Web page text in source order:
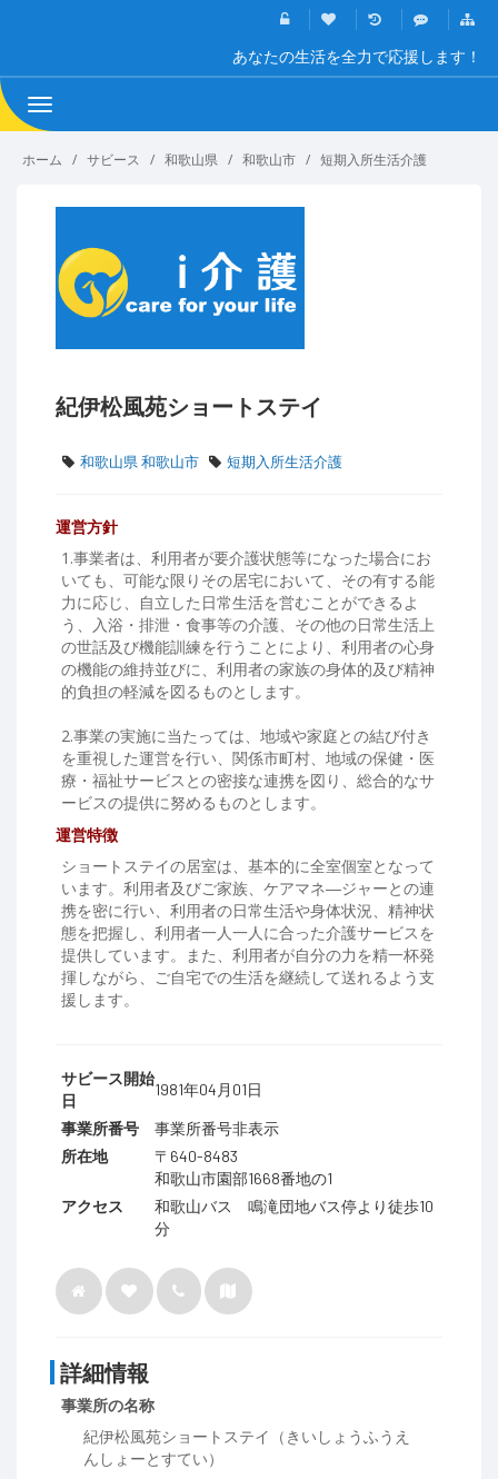
あなたの生活を全力で応援します！
Toggle
navigation
ホーム サビース 和歌山県 和歌山市 短期入所生活介護
紀伊松風苑ショートステイ
和歌山県 和歌山市 短期入所生活介護
運営方針
1.事業者は、利用者が要介護状態等になった場合にお
いても、可能な限りその居宅において、その有する能
力に応じ、自立した日常生活を営むことができるよ
う、入浴・排泄・食事等の介護、その他の日常生活上
の世話及び機能訓練を行うことにより、利用者の心身
の機能の維持並びに、利用者の家族の身体的及び精神
的負担の軽減を図るものとします。
2.事業の実施に当たっては、地域や家庭との結び付き
を重視した運営を行い、関係市町村、地域の保健・医
療・福祉サービスとの密接な連携を図り、総合的なサ
ービスの提供に努めるものとします。
運営特徴
ショートステイの居室は、基本的に全室個室となって
います。利用者及びご家族、ケアマネ―ジャーとの連
携を密に行い、利用者の日常生活や身体状況、精神状
態を把握し、利用者一人一人に合った介護サービスを
提供しています。また、利用者が自分の力を精一杯発
揮しながら、ご自宅での生活を継続して送れるよう支
援します。
サビース開始
日
1981年04月01日
事業所番号
事業所番号非表示
所在地
〒640-8483
和歌山市園部1668番地の1
アクセス
和歌山バス 鳴滝団地バス停より徒歩10
分
詳細情報
事業所の名称
紀伊松風苑ショートステイ（きいしょうふうえ
んしょーとすてい）